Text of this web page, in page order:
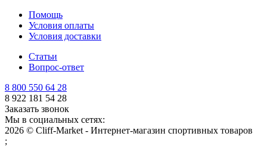
Помощь
Условия оплаты
Условия доставки
Статьи
Вопрос-ответ
8 800 550 64 28
8 922 181 54 28
Заказать звонок
Мы в социальных сетях:
2026 © Cliff-Market - Интернет-магазин спортивных товаров
;